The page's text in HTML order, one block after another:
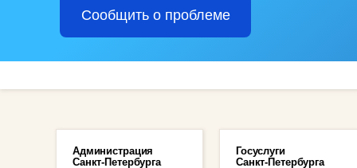
Сообщить о проблеме
Администрация
Санкт-Петербурга
Госуслуги
Санкт-Петербурга